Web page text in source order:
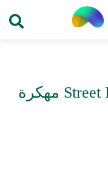
تحميل لعبة Street Racing 3D مهكرة